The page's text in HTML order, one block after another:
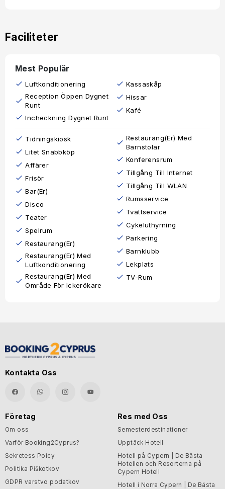
Faciliteter
Mest Populär
Luftkonditionering
Reception Öppen Dygnet
Runt
Incheckning Dygnet Runt
Kassaskåp
Hissar
Kafé
Tidningskiosk
Litet Snabbköp
Affärer
Frisör
Bar(er)
Disco
Teater
Spelrum
Restaurang(er)
Restaurang(er) Med
Luftkonditionering
Restaurang(er) Med
Område För Ickerökare
Restaurang(er) Med
Barnstolar
Konferensrum
Tillgång Till Internet
Tillgång Till WLAN
Rumsservice
Tvättservice
Cykeluthyrning
Parkering
Barnklubb
Lekplats
TV-Rum
Kontakta Oss
Företag
Om oss
Varför Booking2Cyprus?
Sekretess Poicy
Politika Piškotkov
GDPR varstvo podatkov
Res med Oss
Semesterdestinationer
Upptäck Hotell
Hotell på Cypern | De Bästa
Hotellen och Resorterna på
Cypern Hotell
Hotell i Norra Cypern | De Bästa